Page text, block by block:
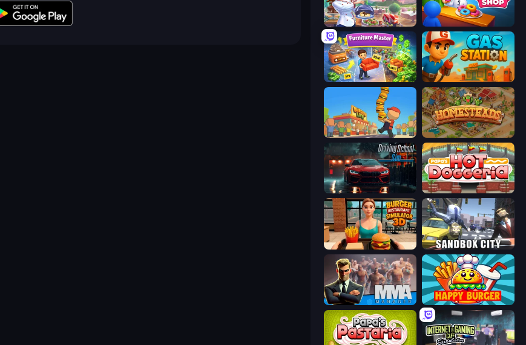
Cooking Festival My Cake Shop
Furniture Master: Idle Tycoon Gas Station
Burger Life Homesteads: Dream Farm
Driving School Simulator Papa's Hot Doggeria
Sandbox City
MMA Manager 2 Happy Burger